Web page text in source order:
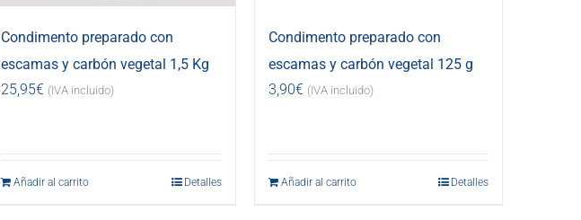
Condimento preparado con
escamas y carbón vegetal 1,5 Kg
25,95€ (IVA incluido)
Añadir al carrito Detalles
Condimento preparado con
escamas y carbón vegetal 125 g
3,90€ (IVA incluido)
Añadir al carrito Detalles